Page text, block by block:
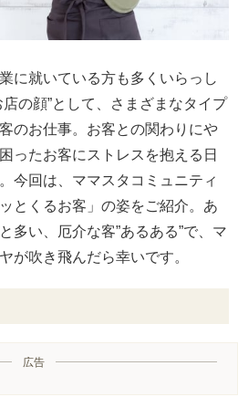
に就いている方も多くいらっし
の顔”として、さまざまなタイプ
のお仕事。お客との関わりにや
ったお客にストレスを抱える日
今回は、ママスタコミュニティ
とくるお客」の姿をご紹介。あ
多い、厄介な客”あるある”で、マ
が吹き飛んだら幸いです。
広告